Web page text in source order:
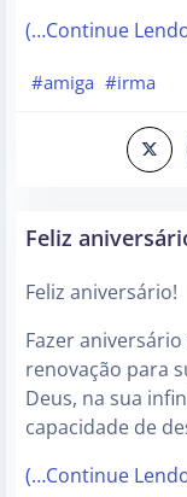
(…Continue
#amiga #irma
Feliz
Feliz aniversário!
Fazer
renovação para
Deus, na sua
capacidade de
(…Continue